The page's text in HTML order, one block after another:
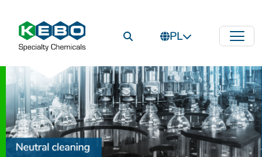
PL